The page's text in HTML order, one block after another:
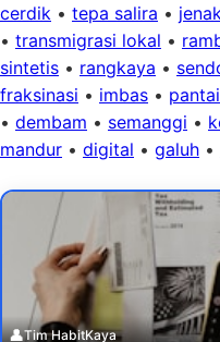
cerdik • tepa salira •
• transmigrasi lokal •
sintetis • rangkaya •
fraksinasi • imbas • pantai
• dembam • semanggi •
mandur • digital • galuh •
👤Tim HabitKaya